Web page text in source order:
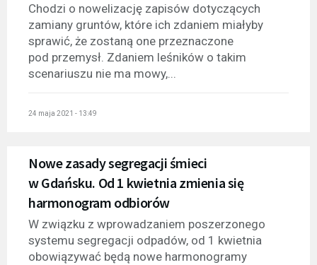
Chodzi o nowelizację zapisów dotyczących
zamiany gruntów, które ich zdaniem miałyby
sprawić, że zostaną one przeznaczone
pod przemysł. Zdaniem leśników o takim
scenariuszu nie ma mowy,...
24 maja 2021 - 13:49
Nowe zasady segregacji śmieci
w Gdańsku. Od 1 kwietnia zmienia się
harmonogram odbiorów
W związku z wprowadzaniem poszerzonego
systemu segregacji odpadów, od 1 kwietnia
obowiązywać będą nowe harmonogramy